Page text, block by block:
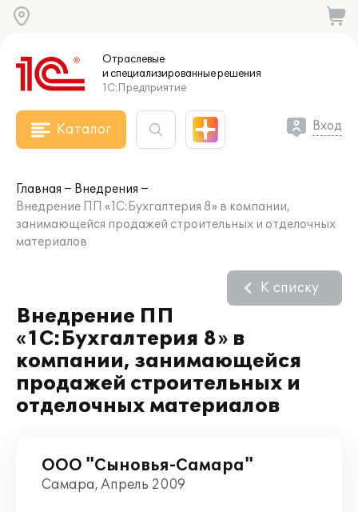
Отраслевые
и специализированныерешения
1С:Предприятие
Каталог Вход
Главная
Внедрения
Внедрение ПП «1С:Бухгалтерия 8» в компании,
занимающейся продажей строительных и отделочных
материалов
Внедрение ПП
«1С:Бухгалтерия 8» в
компании, занимающейся
продажей строительных и
отделочных материалов
К списку
ООО "Сыновья-Самара"
Самара, Апрель 2009